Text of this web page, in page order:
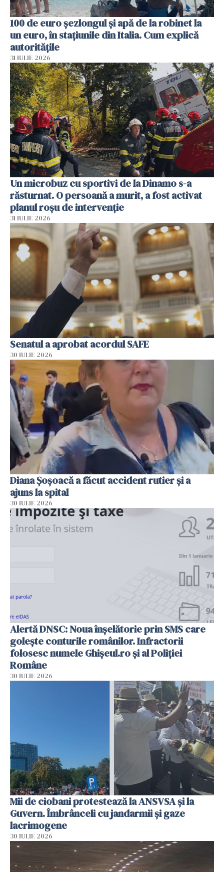
100 de euro șezlongul și apă de la robinet la
un euro, în stațiunile din Italia. Cum explică
autoritățile
31 IULIE 2026
Un microbuz cu sportivi de la Dinamo s-a
răsturnat. O persoană a murit, a fost activat
planul roșu de intervenție
31 IULIE 2026
Senatul a aprobat acordul SAFE
30 IULIE 2026
Diana Șoșoacă a făcut accident rutier și a
ajuns la spital
30 IULIE 2026
Alertă DNSC: Noua înșelătorie prin SMS care
golește conturile românilor. Infractorii
folosesc numele Ghișeul.ro și al Poliției
Române
30 IULIE 2026
Mii de ciobani protestează la ANSVSA și la
Guvern. Îmbrânceli cu jandarmii și gaze
lacrimogene
30 IULIE 2026